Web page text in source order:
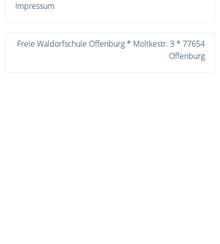
Impressum
Freie Waldorfschule Offenburg * Moltkestr. 3 * 77654
Offenburg